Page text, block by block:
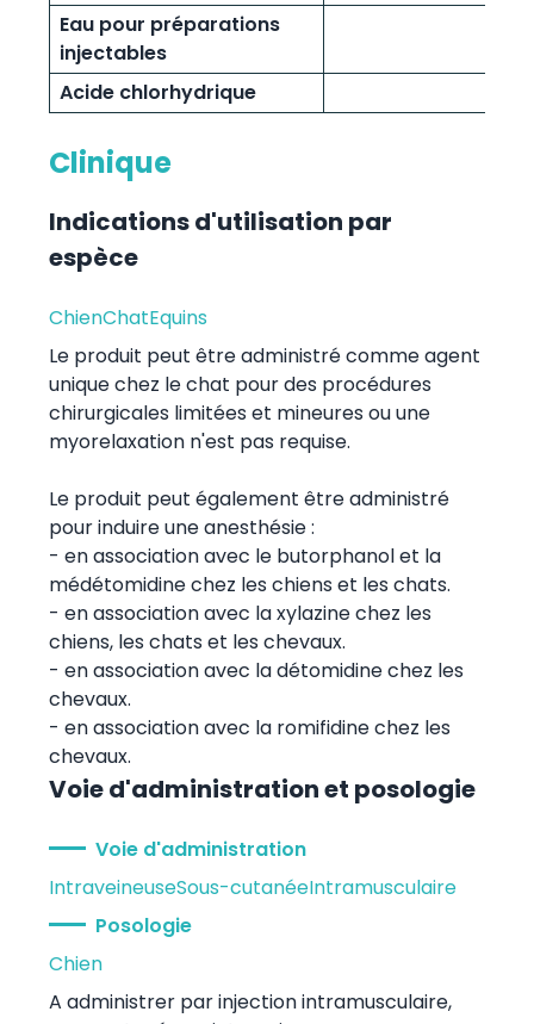
Eau pour préparations
injectables
Acide chlorhydrique
Clinique
Indications d'utilisation par
espèce
ChienChatEquins
Le produit peut être administré comme agent
unique chez le chat pour des procédures
chirurgicales limitées et mineures ou une
myorelaxation n'est pas requise.
Le produit peut également être administré
pour induire une anesthésie :
- en association avec le butorphanol et la
médétomidine chez les chiens et les chats.
- en association avec la xylazine chez les
chiens, les chats et les chevaux.
- en association avec la détomidine chez les
chevaux.
- en association avec la romifidine chez les
chevaux.
Voie d'administration et posologie
Voie d'administration
IntraveineuseSous-cutanéeIntramusculaire
Posologie
Chien
A administrer par injection intramusculaire,